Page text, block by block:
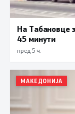
На Табановце
45 минути
пред 5 ч.
МАКЕДОНИЈА